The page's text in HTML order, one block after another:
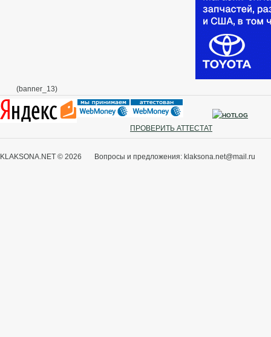
(banner_13)
ПРОВЕРИТЬ АТТЕСТАТ
KLAKSONA.NET © 2026 Вопросы и предложения: klaksona.net@mail.ru